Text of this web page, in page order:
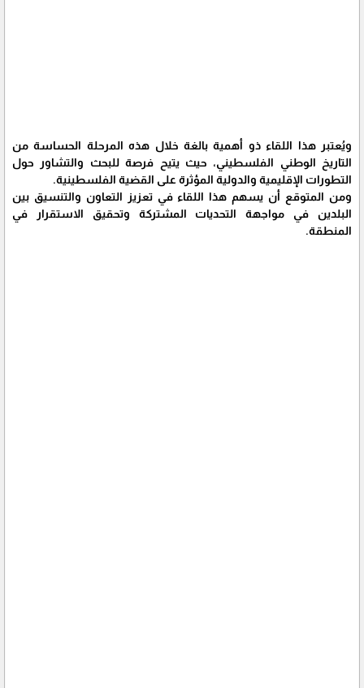
ويُعتبر هذا اللقاء ذو أهمية بالغة خلال هذه المرحلة الحساسة من
التاريخ الوطني الفلسطيني، حيث يتيح فرصة للبحث والتشاور حول
التطورات الإقليمية والدولية المؤثرة على القضية الفلسطينية.
ومن المتوقع أن يسهم هذا اللقاء في تعزيز التعاون والتنسيق بين
البلدين في مواجهة التحديات المشتركة وتحقيق الاستقرار في
المنطقة.